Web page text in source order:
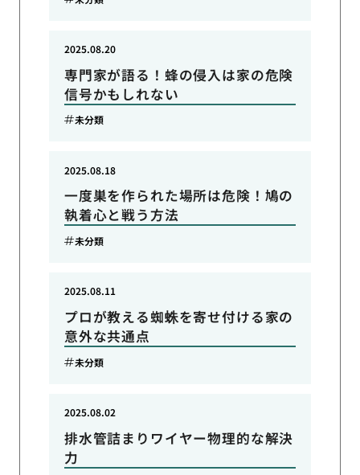
専門家が語る！蜂の侵入は家の危険
信号かもしれない
2025.08.20
未分類
一度巣を作られた場所は危険！鳩の
執着心と戦う方法
2025.08.18
未分類
プロが教える蜘蛛を寄せ付ける家の
意外な共通点
2025.08.11
未分類
排水管詰まりワイヤー物理的な解決
力
2025.08.02